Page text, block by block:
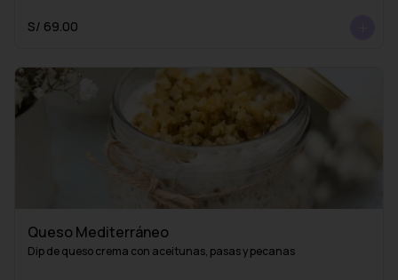
S/ 69.00
Queso Mediterráneo
Dip de queso crema con aceitunas, pasas y pecanas